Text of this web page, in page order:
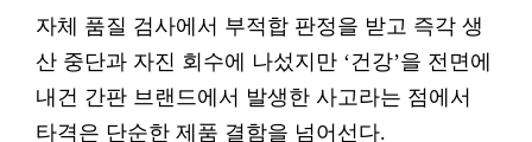
자체 품질 검사에서 부적합 판정을 받고 즉각 생
산 중단과 자진 회수에 나섰지만 ‘건강’을 전면에
내건 간판 브랜드에서 발생한 사고라는 점에서
타격은 단순한 제품 결함을 넘어선다.